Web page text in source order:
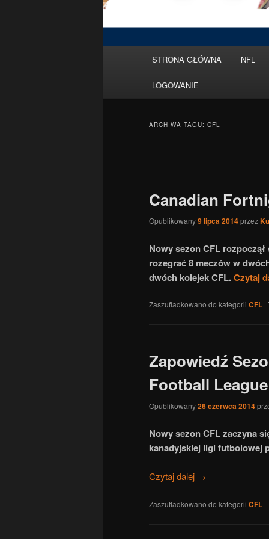
Przeskocz
do
tekstu
Przeskocz
do
widgetów
STRONA GŁÓWNA NFL
LOGOWANIE
ARCHIWA TAGU: CFL
Canadian
Opublikowany9 lipca 2014przez
Nowy sezon CFL
rozegrać 8 meczów w
dwóch kolejek CFL.Czytaj
Zaszufladkowano do kategorii CFL |
Zapowiedź
Football League
Opublikowany26 czerwca 2014
Nowy sezon CFL zaczyna
kanadyjskiej ligi futbolowej
Czytaj dalej →
Zaszufladkowano do kategorii CFL |